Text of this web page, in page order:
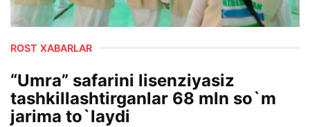
ROST XABARLAR
“Umra” safarini lisenziyasiz
tashkillashtirganlar 68 mln so`m
jarima to`laydi